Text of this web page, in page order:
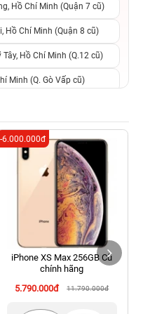
Hồ Chí Minh (Quận 7 cũ)
Hồ Chí Minh (Quận 8 cũ)
Hồ Chí Minh (Q.12 cũ)
Minh (Q. Gò Vấp cũ)
Minh (Quận Tân Phú cũ)
Hồ Chí Minh (Q.9 TP. Thủ
Minh (Bình Thọ, TP. Thủ
Minh (Bình Dương Cũ)
Tàu, Hồ Chí Minh (TP. Vũng
Hồ Chí Minh (Tân Bình
iPhone XS Max 256GB Cũ
chính hãng
5.790.000đ
11.790.000đ
-6.000.000đ